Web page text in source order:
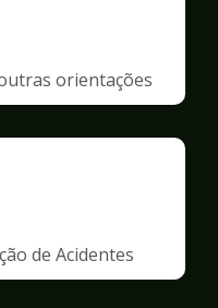
orientações
de Acidentes